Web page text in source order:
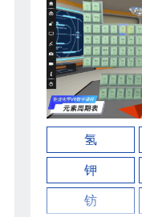
氢
钾
钫